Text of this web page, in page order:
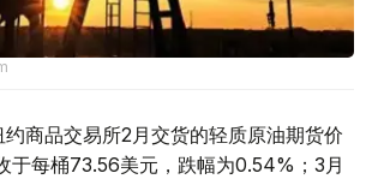
商品交易所2月交货的轻质原油期货价
于每桶73.56美元，跌幅为0.54%；3月